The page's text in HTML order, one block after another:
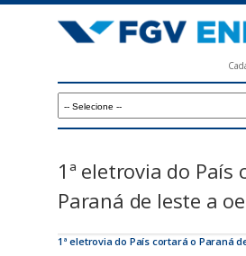
para
principal
V
e
r
1ª eletrovia do País
Paraná de leste a
1ª eletrovia do País cortará o Paraná